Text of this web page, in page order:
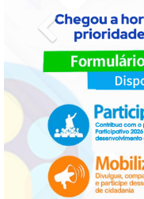
Previous